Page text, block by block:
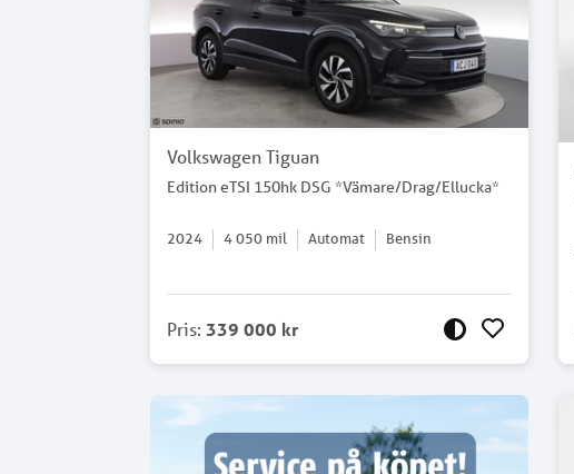
Volkswagen Tiguan
Edition eTSI 150hk DSG *Vämare/Drag/Ellucka*
2024 4 050 mil Automat Bensin
Pris:339 000 kr